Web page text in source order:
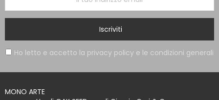
Iscriviti
Ho letto e accetto la privacy policy e le condizioni generali
MONO ARTE